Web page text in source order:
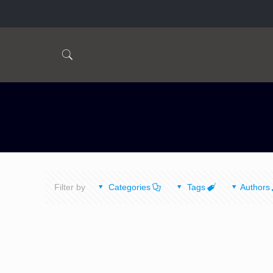
Filter by Categories Tags Authors